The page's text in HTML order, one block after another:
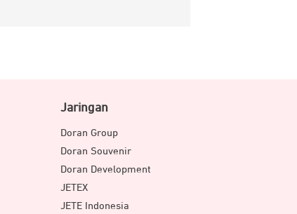
Jaringan
Doran Group
Doran Souvenir
Doran Development
JETEX
JETE Indonesia